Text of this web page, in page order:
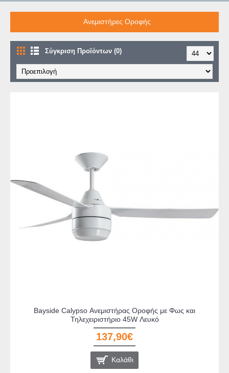
Ανεμιστήρες Οροφής
Σύγκριση Προϊόντων (0)
Bayside Calypso Ανεμιστήρας Οροφής με Φως και
Τηλεχειριστήριο 45W Λευκό
137,90€
Καλάθι